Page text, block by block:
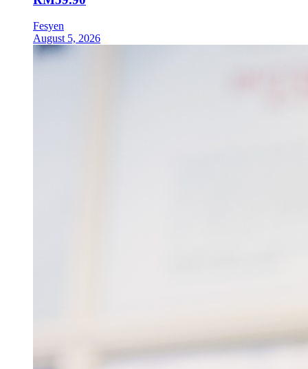
Fesyen
August 5, 2026